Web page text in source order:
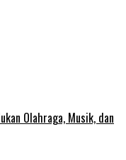
Olahraga, Musik, dan